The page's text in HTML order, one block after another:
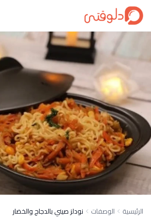
الرئيسية الوصفات نودلز صيني بالدجاج والخضار